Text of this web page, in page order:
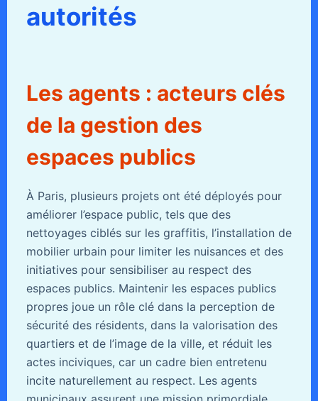
autorités
Les agents : acteurs clés
de la gestion des
espaces publics
À Paris, plusieurs projets ont été déployés pour
améliorer l’espace public, tels que des
nettoyages ciblés sur les graffitis, l’installation de
mobilier urbain pour limiter les nuisances et des
initiatives pour sensibiliser au respect des
espaces publics. Maintenir les espaces publics
propres joue un rôle clé dans la perception de
sécurité des résidents, dans la valorisation des
quartiers et de l’image de la ville, et réduit les
actes inciviques, car un cadre bien entretenu
incite naturellement au respect. Les agents